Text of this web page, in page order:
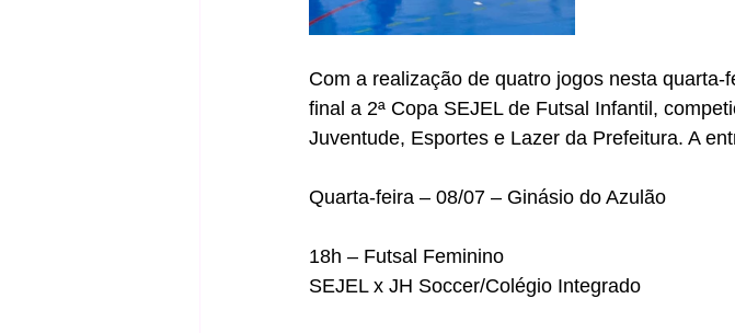
Com a realização de quatro jogos nesta
final a 2ª Copa SEJEL de Futsal Infantil,
Juventude, Esportes e Lazer da Prefeitura. A
Quarta-feira – 08/07 – Ginásio do Azulão
18h – Futsal Feminino
SEJEL x JH Soccer/Colégio Integrado